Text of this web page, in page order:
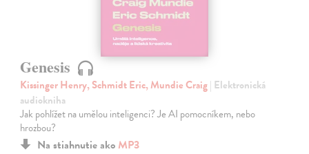
Genesis
Kissinger Henry, Schmidt Eric, Mundie Craig| Elektronická
audiokniha
Jak pohlížet na umělou inteligenci? Je AI pomocníkem, nebo
hrozbou?
Na stiahnutie ako MP3